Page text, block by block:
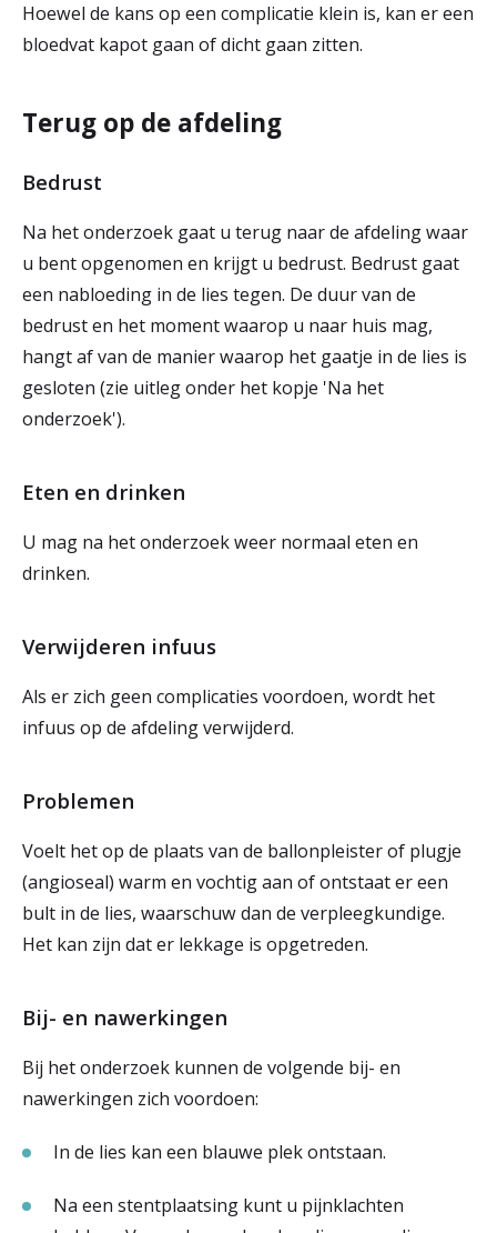
Hoewel de kans op een complicatie klein is, kan er een
bloedvat kapot gaan of dicht gaan zitten.
Terug op de afdeling
Bedrust
Na het onderzoek gaat u terug naar de afdeling waar
u bent opgenomen en krijgt u bedrust. Bedrust gaat
een nabloeding in de lies tegen. De duur van de
bedrust en het moment waarop u naar huis mag,
hangt af van de manier waarop het gaatje in de lies is
gesloten (zie uitleg onder het kopje 'Na het
onderzoek').
Eten en drinken
U mag na het onderzoek weer normaal eten en
drinken.
Verwijderen infuus
Als er zich geen complicaties voordoen, wordt het
infuus op de afdeling verwijderd.
Problemen
Voelt het op de plaats van de ballonpleister of plugje
(angioseal) warm en vochtig aan of ontstaat er een
bult in de lies, waarschuw dan de verpleegkundige.
Het kan zijn dat er lekkage is opgetreden.
Bij- en nawerkingen
Bij het onderzoek kunnen de volgende bij- en
nawerkingen zich voordoen:
In de lies kan een blauwe plek ontstaan.
Na een stentplaatsing kunt u pijnklachten